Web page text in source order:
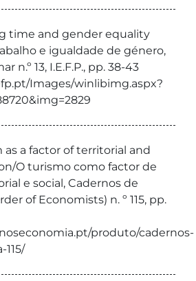
time and gender equality
e igualdade de género,
n.º 13, I.E.F.P., pp. 38-43
Images/winlibimg.aspx?
as a factor of territorial and
O turismo como factor de
e social, Cadernos de
of Economists) n. º 115, pp.
produto/cadernos-